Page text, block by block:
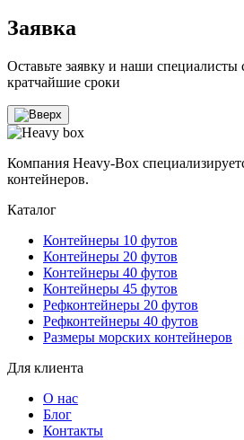
Заявка
Оставьте заявку и наши специалисты
кратчайшие сроки
Компания Heavy-Box
контейнеров.
Каталог
Контейнеры 10 футов
Контейнеры 20 футов
Контейнеры 40 футов
Контейнеры 45 футов
Рефконтейнеры 20 футов
Рефконтейнеры 40 футов
Размеры морских контейнеров
Для клиента
О нас
Блог
Контакты